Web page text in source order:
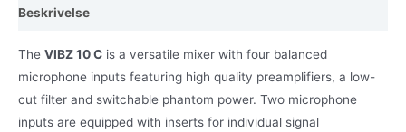
antall
Beskrivelse
The VIBZ 10 C is a versatile mixer with four balanced
microphone inputs featuring high quality preamplifiers, a low-
cut filter and switchable phantom power. Two microphone
inputs are equipped with inserts for individual signal